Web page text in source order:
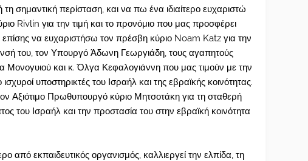
σημαντική περίσταση, και να πω ένα ιδιαίτερο ευχαριστώ
Rivlin για την τιμή και το προνόμιο που μας προσφέρει
να ευχαριστήσω τον πρέσβη κύριο Noam Katz για την
του, τον Υπουργό Άδωνη Γεωργιάδη, τους αγαπητούς
Μονογυιού και κ. Όλγα Κεφαλογιάννη που μας τιμούν με την
υποστηρικτές του Ισραήλ και της εβραϊκής κοινότητας.
Αξιότιμο Πρωθυπουργό κύριο Μητσοτάκη για τη σταθερή
του Ισραήλ και την προστασία του στην εβραϊκή κοινότητα
από εκπαιδευτικός οργανισμός, καλλιεργεί την ελπίδα, τη